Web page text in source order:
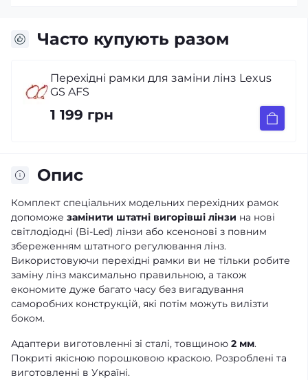
Часто купують разом
Перехідні рамки для заміни лінз Lexus
GS AFS
1 199 грн
Опис
Комплект спеціальних модельних перехідних рамок
допоможе замінити штатні вигорівші лінзи на нові
світлодіодні (Bi-Led) лінзи або ксенонові з повним
збереженням штатного регулювання лінз.
Використовуючи перехідні рамки ви не тільки робите
заміну лінз максимально правильною, а також
економите дуже багато часу без вигадування
саморобних конструкцій, які потім можуть вилізти
боком.
Адаптери виготовленні зі сталі, товщиною 2 мм.
Покриті якісною порошковою краскою. Розроблені та
виготовленні в Україні.